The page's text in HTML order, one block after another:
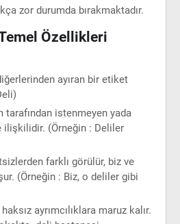
zor durumda bırakmaktadır.
Özellikleri
ayıran bir etiket
tarafından istenmeyen yada
ilişkilidir. (Örneğin : Deliler
farklı görülür, biz ve
(Örneğin : Biz, o deliler gibi
ayrımcılıklara maruz kalır.